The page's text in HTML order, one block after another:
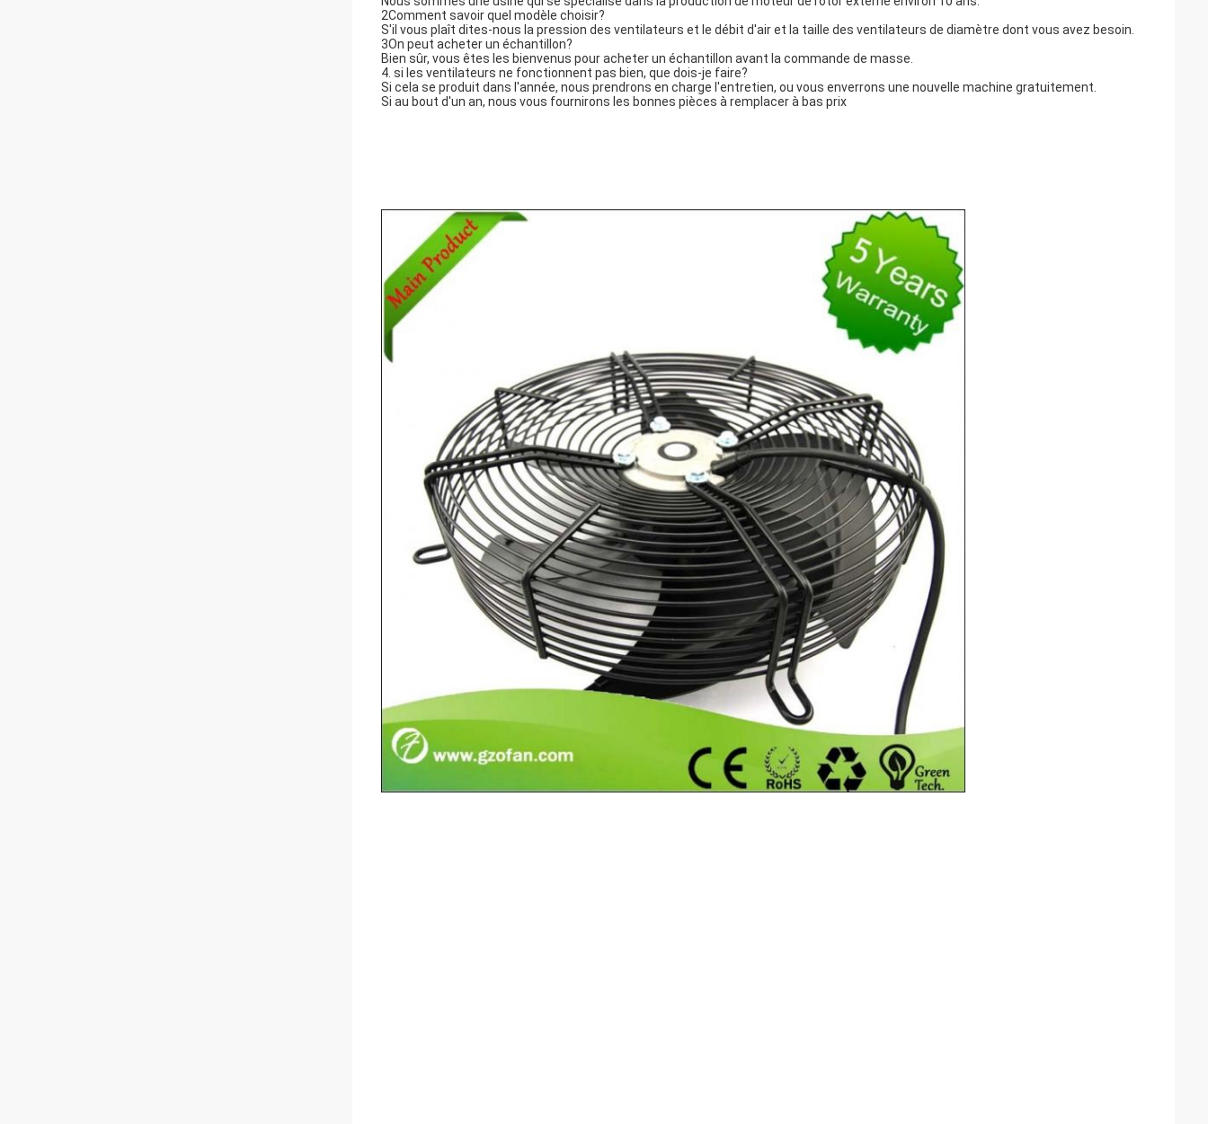
2Comment savoir quel modèle choisir?
S'il vous plaît dites-nous la pression des ventilateurs et le débit d'air et la taille des ventilateurs de diamètre dont vous avez besoin.
3On peut acheter un échantillon?
Bien sûr, vous êtes les bienvenus pour acheter un échantillon avant la commande de masse.
4. si les ventilateurs ne fonctionnent pas bien, que dois-je faire?
Si cela se produit dans l'année, nous prendrons en charge l'entretien, ou vous enverrons une nouvelle machine gratuitement.
Si au bout d'un an, nous vous fournirons les bonnes pièces à remplacer à bas prix